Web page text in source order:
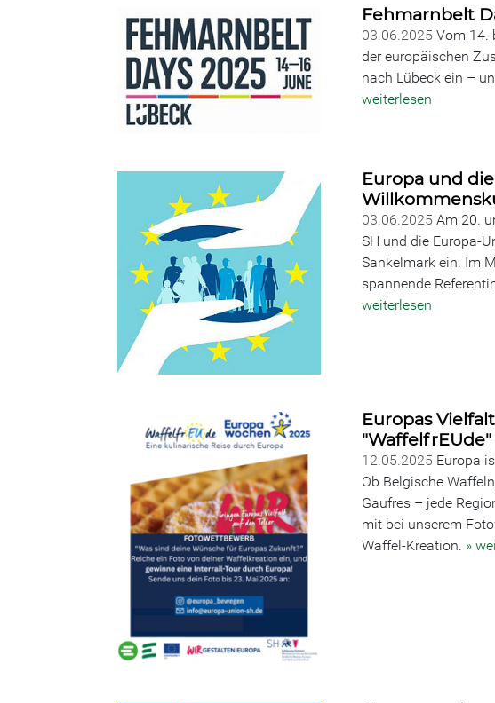
Fehmarnbelt
03.06.2025 Vom 14.
der europäischen
nach Lübeck ein –
weiterlesen
Europa und
03.06.2025 Am 20.
SH und die Europa-
Sankelmark ein. Im
spannende
weiterlesen
Europas
"WaffelfrEUde"
12.05.2025 Europa
Ob Belgische
Gaufres – jede
mit bei unserem
Waffel-Kreation. »